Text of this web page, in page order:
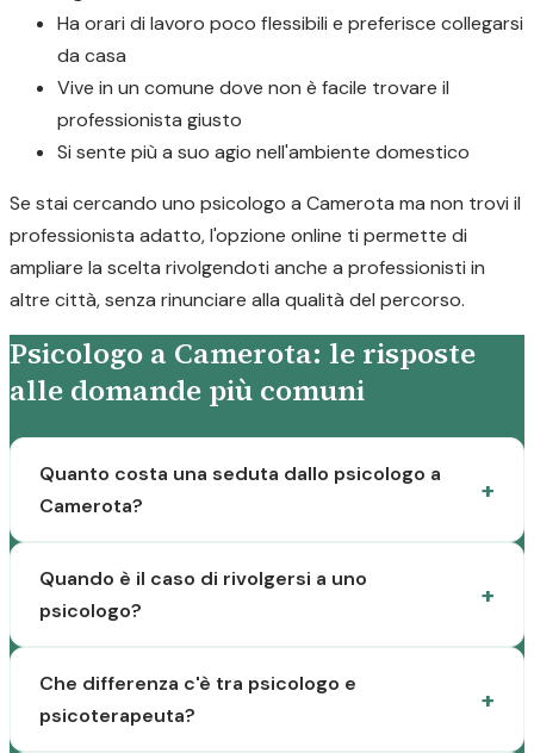
Ha orari di lavoro poco flessibili e preferisce collegarsi
da casa
Vive in un comune dove non è facile trovare il
professionista giusto
Si sente più a suo agio nell'ambiente domestico
Se stai cercando uno psicologo a Camerota ma non trovi il
professionista adatto, l'opzione online ti permette di
ampliare la scelta rivolgendoti anche a professionisti in
altre città, senza rinunciare alla qualità del percorso.
Psicologo a Camerota: le risposte
alle domande più comuni
Quanto costa una seduta dallo psicologo a
Camerota?
Quando è il caso di rivolgersi a uno
psicologo?
Che differenza c'è tra psicologo e
psicoterapeuta?